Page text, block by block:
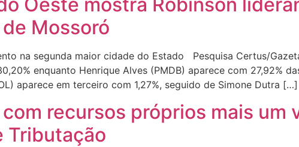
Mossoró
na segunda maior cidade do Estado Pesquisa Certus/
enquanto Henrique Alves (PMDB) aparece com 27,92%
aparece em terceiro com 1,27%, seguido de Simone Dutra […]
recursos próprios mais um
Tributação